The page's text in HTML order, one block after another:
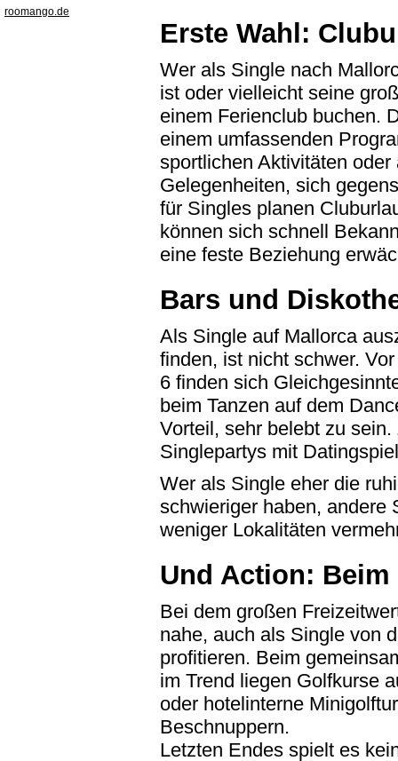
roomango.de
Erste Wahl:
Wer als Single nach
ist oder vielleicht seine
einem Ferienclub buchen.
einem umfassenden
sportlichen Aktivitäten
Gelegenheiten, sich
für Singles planen
können sich schnell
eine feste Beziehung
Bars und
Als Single auf Mallorca
finden, ist nicht schwer.
6 finden sich
beim Tanzen auf dem
Vorteil, sehr belebt zu
Singlepartys mit
Wer als Single eher die
schwieriger haben, andere
weniger Lokalitäten
Und Action:
Bei dem großen
nahe, auch als Single von
profitieren. Beim
im Trend liegen Golfkurse
oder hotelinterne
Beschnuppern.
Letzten Endes spielt es